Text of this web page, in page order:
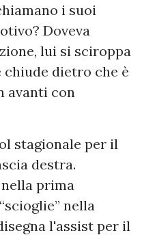
i suoi
Doveva
lui si sciroppa
dietro che è
avanti con
stagionale per il
destra.
prima
nella
l'assist per il